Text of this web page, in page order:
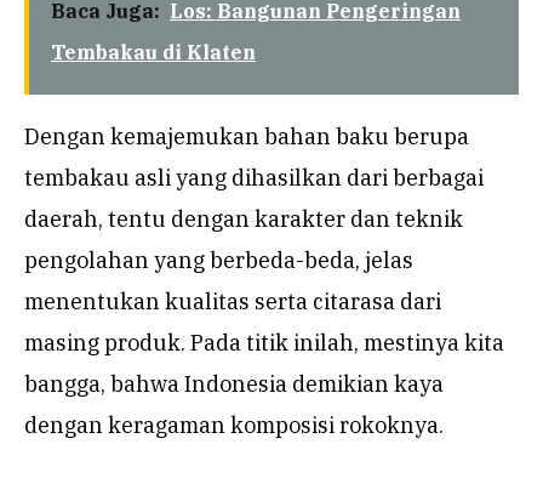
Baca Juga: Los: Bangunan Pengeringan
Tembakau di Klaten
Dengan kemajemukan bahan baku berupa
tembakau asli yang dihasilkan dari berbagai
daerah, tentu dengan karakter dan teknik
pengolahan yang berbeda-beda, jelas
menentukan kualitas serta citarasa dari
masing produk. Pada titik inilah, mestinya kita
bangga, bahwa Indonesia demikian kaya
dengan keragaman komposisi rokoknya.